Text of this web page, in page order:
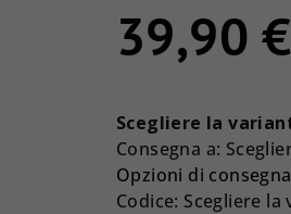
39,90 €
della
misura:
Scegliere la
Consegna a:
Opzioni di consegna
Codice: Scegliere la